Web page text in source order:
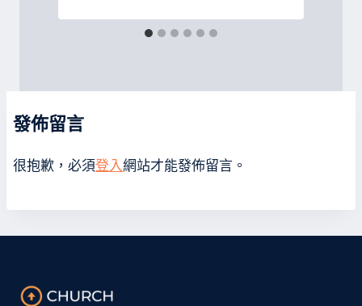
發佈留言
很抱歉，必須登入網站才能發佈留言。